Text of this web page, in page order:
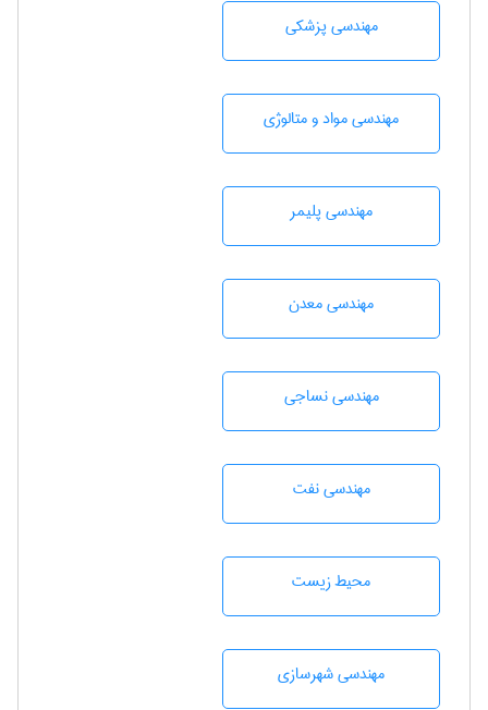
مهندسی پزشکی
مهندسی مواد و متالوژی
مهندسی پليمر
مهندسی معدن
مهندسي نساجی
مهندسی نفت
محيط زيست
مهندسی شهرسازی